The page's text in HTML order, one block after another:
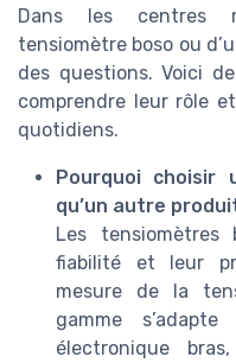
Dans les centres
tensiomètre boso ou
des questions. Voici
comprendre leur rôle
quotidiens.
Pourquoi choisir
qu’un autre
Les
fiabilité et leur
mesure de la
gamme
électronique